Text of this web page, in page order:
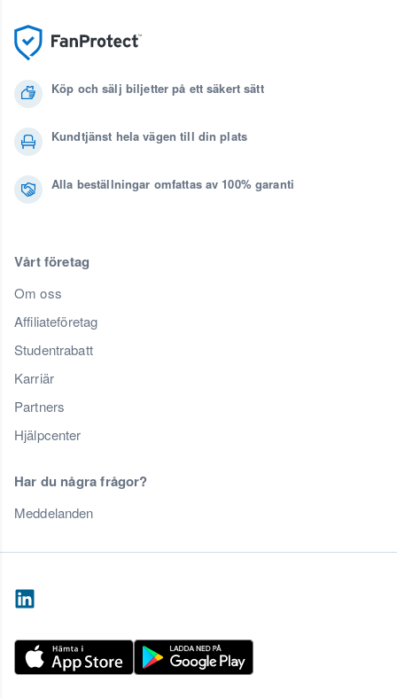
Köp och sälj biljetter på ett säkert sätt
Kundtjänst hela vägen till din plats
Alla beställningar omfattas av 100% garanti
Vårt företag
Om oss
Affiliateföretag
Studentrabatt
Karriär
Partners
Hjälpcenter
Har du några frågor?
Meddelanden